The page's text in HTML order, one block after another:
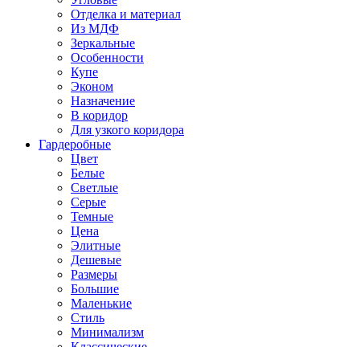
Отделка и материал
Из МДФ
Зеркальные
Особенности
Купе
Эконом
Назначение
В коридор
Для узкого коридора
Гардеробные
Цвет
Белые
Светлые
Серые
Темные
Цена
Элитные
Дешевые
Размеры
Большие
Маленькие
Стиль
Минимализм